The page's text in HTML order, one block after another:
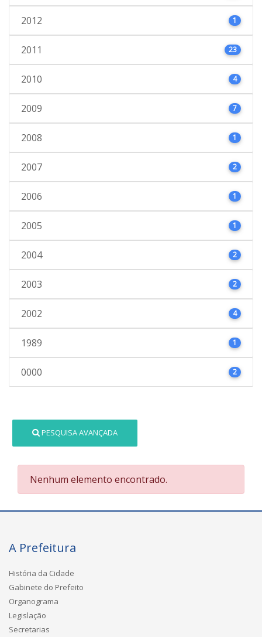
2012 1
2011 23
2010 4
2009 7
2008 1
2007 2
2006 1
2005 1
2004 2
2003 2
2002 4
1989 1
0000 2
PESQUISA AVANÇADA
Nenhum elemento encontrado.
A Prefeitura
História da Cidade
Gabinete do Prefeito
Organograma
Legislação
Secretarias